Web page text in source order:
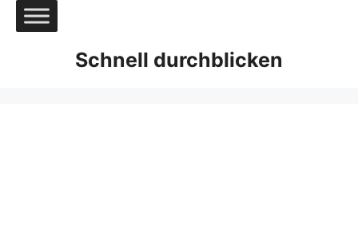
Zum
Inhalt
Schnell durchblicken